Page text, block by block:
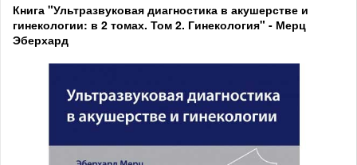
Книга "Ультразвуковая диагностика в акушерстве и
гинекологии: в 2 томах. Том 2. Гинекология" - Мерц
Эберхард